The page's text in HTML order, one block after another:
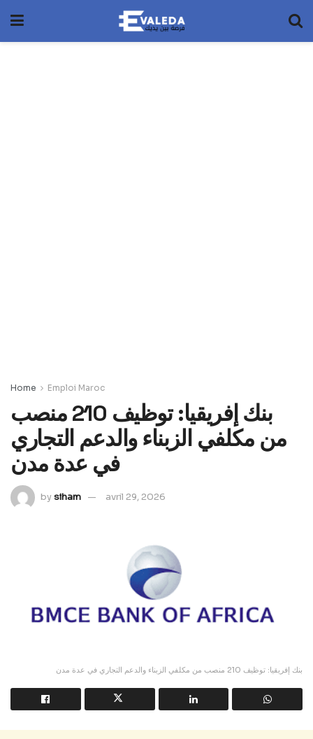
Home Emploi Maroc
بنك إفريقيا: توظيف 210 منصب
من مكلفي الزبناء والدعم التجاري
في عدة مدن
bysiham avril 29, 2026
بنك إفريقيا: توظيف 210 منصب من مكلفي الزبناء والدعم التجاري في عدة مدن